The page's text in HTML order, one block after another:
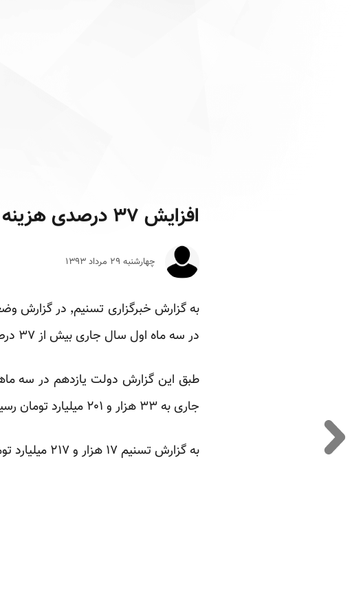
افزایش ۳۷ درصدی هزینه دولت یازدهم
چهارشنبه ۲۹ مرداد ۱۳۹۳
در سه ماه اول سال جاری بیش از ۳۷ درصد رشد داشته است.
جاری به ۳۳ هزار و ۲۰۱ میلیارد تومان رسیده است.
به گزارش تسنیم ۱۷ هزار و ۲۱۷ میلیارد تومان از مبلغ هزینه‌ امسال از درآمد دولت بوده است.